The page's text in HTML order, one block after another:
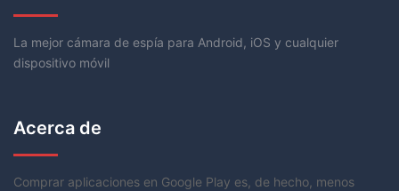
La mejor cámara de espía para Android, iOS y cualquier
dispositivo móvil
Acerca de
Comprar aplicaciones en Google Play es, de hecho, menos